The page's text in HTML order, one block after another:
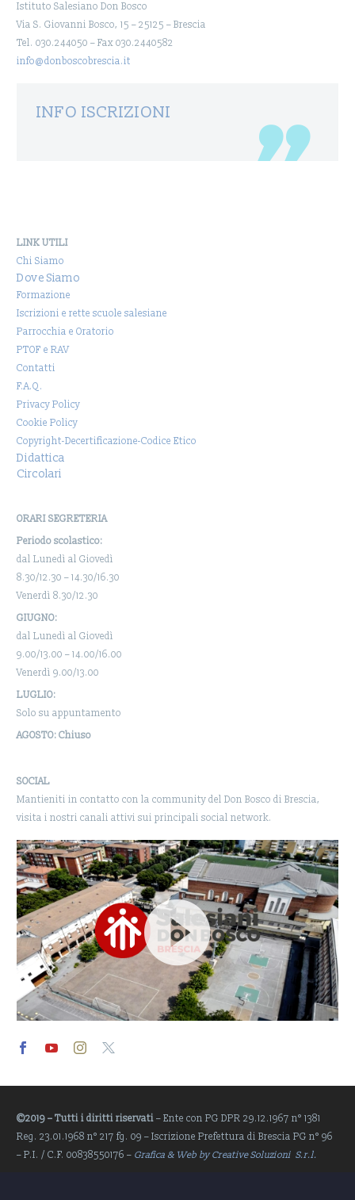
Istituto Salesiano Don Bosco
Via S. Giovanni Bosco, 15 – 25125 – Brescia
Tel. 030.244050 – Fax 030.2440582
info@donboscobrescia.it
INFO ISCRIZIONI
LINK UTILI
Chi Siamo
Dove Siamo
Formazione
Iscrizioni e rette scuole salesiane
Parrocchia e Oratorio
PTOF e RAV
Contatti
F.A.Q.
Privacy Policy
Cookie Policy
Copyright-Decertificazione-Codice Etico
Didattica
Circolari
ORARI SEGRETERIA
Periodo scolastico:
dal Lunedì al Giovedì
8.30/12.30 – 14.30/16.30
Venerdì 8.30/12.30
GIUGNO:
dal Lunedì al Giovedì
9.00/13.00 – 14.00/16.00
Venerdì 9.00/13.00
LUGLIO:
Solo su appuntamento
AGOSTO: Chiuso
SOCIAL
Mantieniti in contatto con la community del Don Bosco di Brescia,
visita i nostri canali attivi sui principali social network.
Player
©2019 – Tutti i diritti riservati – Ente con PG DPR 29.12.1967 n° 1381
Reg. 23.01.1968 n° 217 fg. 09 – Iscrizione Prefettura di Brescia PG n° 96
– P.I. / C.F. 00838550176 – Grafica & Web by Creative Soluzioni S.r.l.